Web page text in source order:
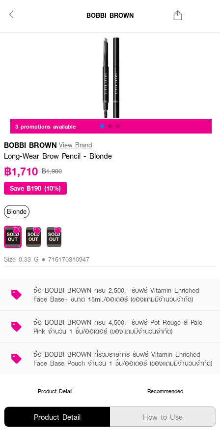
BOBBI BROWN
3 promotions available
BOBBI BROWN View Brand
Long-Wear Brow Pencil - Blonde
฿1,710 ฿1,900
Save ฿190 (10%)
Blonde​
SOLD
OUT
SOLD
OUT
SOLD
OUT
Size 0.33 G • 716170310947
ซื้อ BOBBI BROWN ครบ 2,500.- รับฟรี Vitamin Enriched
Face Base+ ขนาด 15ml./ออเดอร์ (ของแถมมีจำนวนจำกัด)
ซื้อ BOBBI BROWN ครบ 4,500.- รับฟรี Pot Rouge สี Pale
Pink จำนวน 1 ชิ้น/ออเดอร์ (ของแถมมีจำนวนจำกัด)
ซื้อ BOBBI BROWN ที่ร่วมรายการ รับฟรี Vitamin Enriched
Face Base Pouch จำนวน 1 ชิ้น/ออเดอร์ (ของแถมมีจำนวนจำกัด)
Product Detail Recommended
Product Detail How to Use